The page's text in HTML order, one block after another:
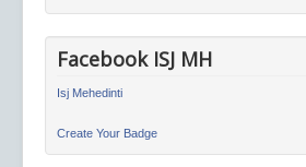
Facebook ISJ MH
Isj Mehedinti
Create Your Badge